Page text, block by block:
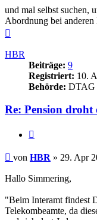
und mal selbst suchen,
Abordnung bei anderen
HBR
Beiträge: 9
Registriert: 10.
Behörde: DTAG
Re: Pension droht
Beitrag
von HBR » 29. Apr
Hallo Simmering,
"Beim Interamt findest
Telekombeamte, da